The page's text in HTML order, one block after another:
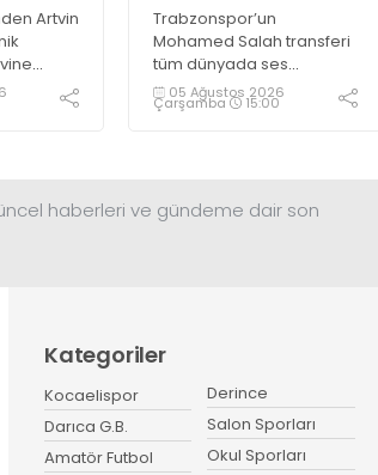
Artvin
Avcı'yı
konuşuyor!
Trabzonspor’un
Mohamed Salah transferi
tüm dünyada ses
getirirken Kocaeli
amatöründe de çok
05 Ağustos 2026
Çarşamba 15:00
haberleri ve gündeme dair son
Kategoriler
Kocaelispor
Darıca G.B.
Amatör Futbol
Derince
Salon Sporları
Okul Sporları